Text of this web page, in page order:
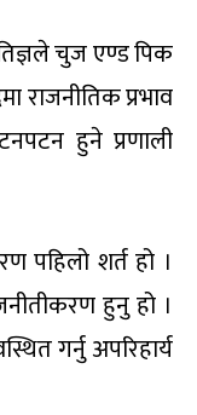
चुज एण्ड पिक
राजनीतिक प्रभाव
हुने प्रणाली
पहिलो शर्त हो ।
हुनु हो ।
गर्नु अपरिहार्य